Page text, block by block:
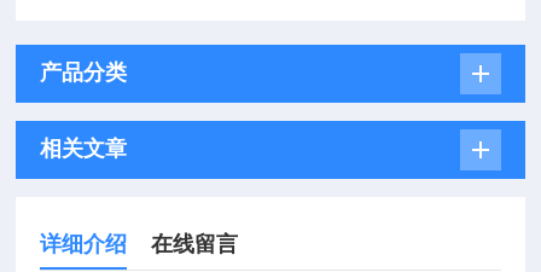
产品分类
相关文章
详细介绍 在线留言